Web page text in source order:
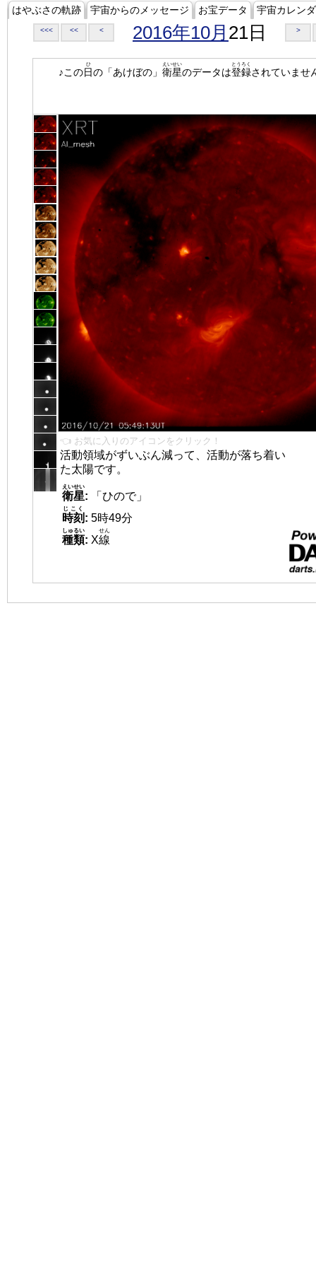
はやぶさの軌跡 宇宙からのメッセージ お宝データ 宇宙カレン
<<< << < 2016年10月 21日 >
♪この日
ひ
の「あけぼの」 衛星
えいせい
のデータは登録
とうろく
されていませ
👈 お気に入りのアイコンをクリック！
活動領域がずいぶん減って、活動が落ち着い
た太陽です。
衛星
えいせい
:
「ひので」
時刻
じこく
: 5時49分
種類
しゅるい
: X線
せん